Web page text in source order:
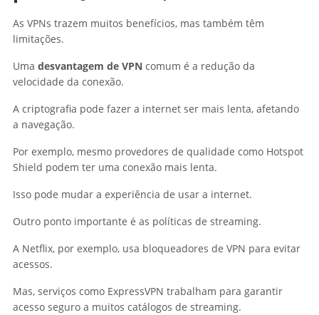
As VPNs trazem muitos benefícios, mas também têm
limitações.
Uma desvantagem de VPN comum é a redução da
velocidade da conexão.
A criptografia pode fazer a internet ser mais lenta, afetando
a navegação.
Por exemplo, mesmo provedores de qualidade como Hotspot
Shield podem ter uma conexão mais lenta.
Isso pode mudar a experiência de usar a internet.
Outro ponto importante é as políticas de streaming.
A Netflix, por exemplo, usa bloqueadores de VPN para evitar
acessos.
Mas, serviços como ExpressVPN trabalham para garantir
acesso seguro a muitos catálogos de streaming.